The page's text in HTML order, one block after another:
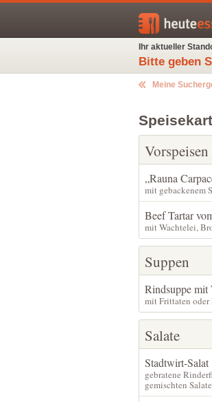
Ihr aktueller
Bitte geben
Meine
Vorspeisen
„Rauna
mit gebackenem
Beef Tartar
mit Wachtelei,
Suppen
Rindsuppe mit
mit Frittaten oder
Salate
Stadtwirt-Salat
gebratene
gemischten